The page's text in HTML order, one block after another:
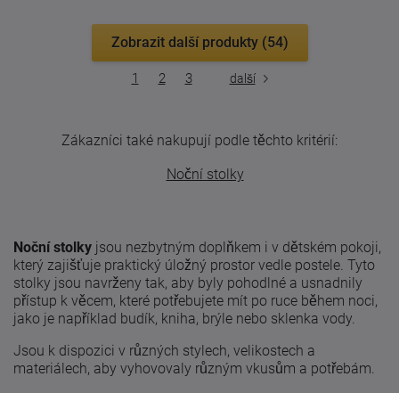
Zobrazit další produkty (54)
3
2
1 další
Zákazníci také nakupují podle těchto kritérií:
Noční stolky
Noční stolky jsou nezbytným doplňkem i v dětském pokoji,
který zajišťuje praktický úložný prostor vedle postele. Tyto
stolky jsou navrženy tak, aby byly pohodlné a usnadnily
přístup k věcem, které potřebujete mít po ruce během noci,
jako je například budík, kniha, brýle nebo sklenka vody.
Jsou k dispozici v různých stylech, velikostech a
materiálech, aby vyhovovaly různým vkusům a potřebám.